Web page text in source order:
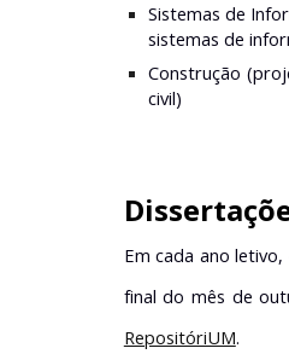
Sistemas de
sistemas de
Construção
civil)
Em cada ano
final do mês de
RepositóriUM.